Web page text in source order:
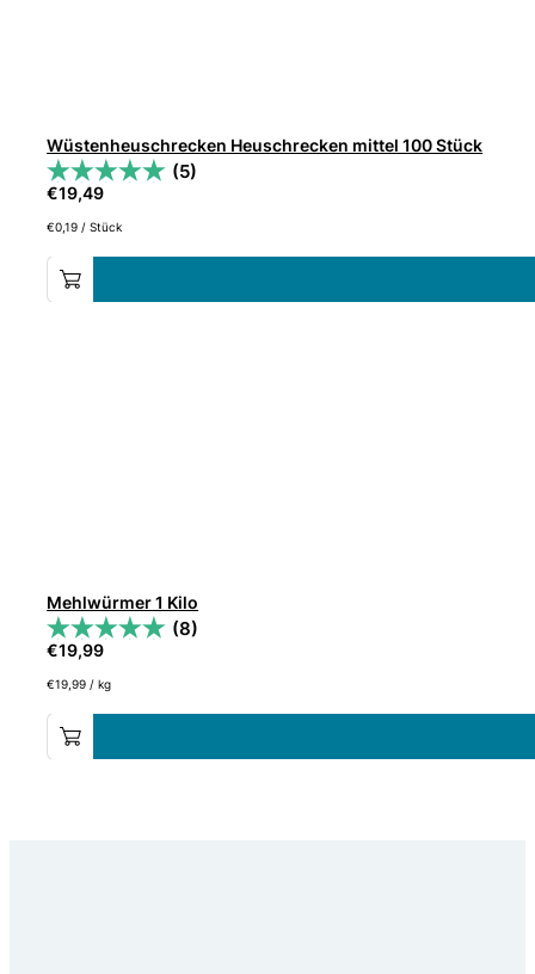
Wüstenheuschrecken Heuschrecken mittel 100 Stück
(5)
€19,49
€0,19 /Stück
Mehlwürmer 1 Kilo
(8)
€19,99
€19,99 /kg